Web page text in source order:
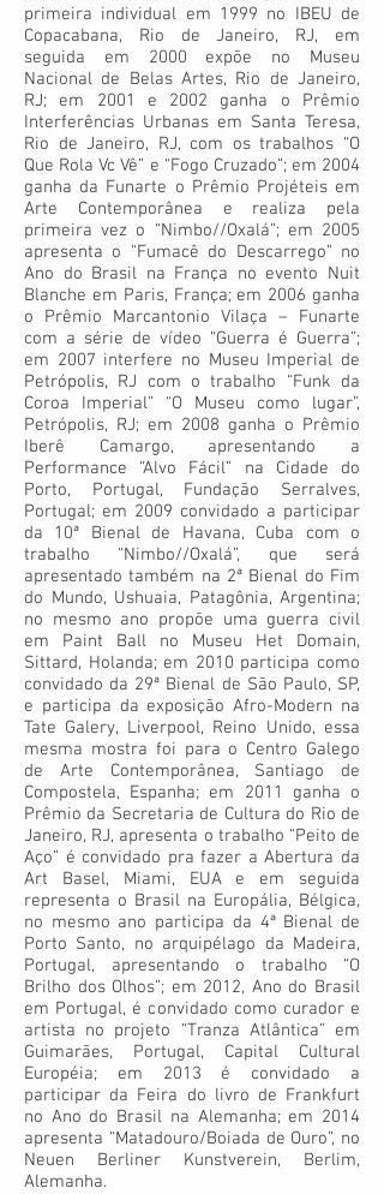
primeira individual em 1999 no IBEU de
Copacabana, Rio de Janeiro, RJ, em
seguida em 2000 expõe no Museu
Nacional de Belas Artes, Rio de Janeiro,
RJ; em 2001 e 2002 ganha o Prêmio
Interferências Urbanas em Santa Teresa,
Rio de Janeiro, RJ, com os trabalhos “O
Que Rola Vc Vê” e “Fogo Cruzado”; em 2004
ganha da Funarte o Prêmio Projéteis em
Arte Contemporânea e realiza pela
primeira vez o “Nimbo//Oxalá”; em 2005
apresenta o “Fumacê do Descarrego” no
Ano do Brasil na França no evento Nuit
Blanche em Paris, França; em 2006 ganha
o Prêmio Marcantonio Vilaça – Funarte
com a série de vídeo “Guerra é Guerra”;
em 2007 interfere no Museu Imperial de
Petrópolis, RJ com o trabalho “Funk da
Coroa Imperial” “O Museu como lugar”,
Petrópolis,­ RJ; em 2008 ganha o Prêmio
Iberê Camargo, apresentando a
Performance “Alvo Fácil” na Cidade do
Porto, Portugal, Fundação Serralves,
Portugal; em 2009 convidado a participar
da 10ª Bienal de Havana, Cuba com o
trabalho “Nimbo//Oxalá”, que será
apresentado também na 2ª Bienal do Fim
do Mundo, Ushuaia,­ Patagônia, Argentina;
no mesmo ano propõe uma guerra civil
em Paint Ball no Museu Het Domain,
Sittard, Holanda; em 2010 participa como
convidado da 29ª Bienal de São Paulo, SP,
e participa da exposição Afro-Modern na
Tate Galery, Liverpool, Reino Unido, essa
mesma mostra foi para o Centro Galego
de Arte Contemporânea, Santiago de
Compostela, Espanha; em 2011 ganha o
Prêmio da Secretaria de Cultura do Rio de
Janeiro, RJ, apresenta o trabalho “Peito de
Aço” é convidado pra fazer a Abertura da
Art Basel, Miami, EUA e em seguida
representa o Brasil na Europália, Bélgica,
no mesmo ano participa da 4ª Bienal de
Porto Santo, no arquipélago da Madeira,
Portugal, apresentando o trabalho “O
Brilho dos Olhos”; em 2012, Ano do Brasil
em Portugal, é convidado como curador e
artista no projeto “Tranza Atlântica” em
Guimarães, Portugal, Capital Cultural
Européia; em 2013 é convidado a
participar da Feira do livro de Frankfurt
no Ano do Brasil na Alemanha; em 2014
apresenta “Matadouro/Boiada de Ouro”, no
Neuen Berliner Kunstverein, Berlim,
Alemanha.